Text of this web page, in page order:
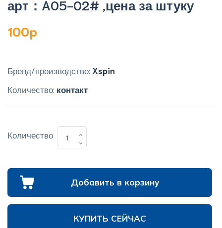
арт：A05-02# ,цена за штуку
100p
Бренд/производство: Xspin
Количество: контакт
Количество
Добавить в корзину
КУПИТЬ СЕЙЧАС